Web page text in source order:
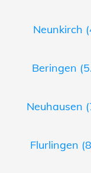
Neunkirch
Beringen
Neuhausen
Flurlingen